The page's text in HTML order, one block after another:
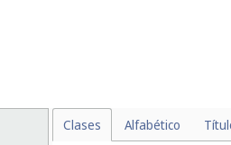
Clases Alfabético